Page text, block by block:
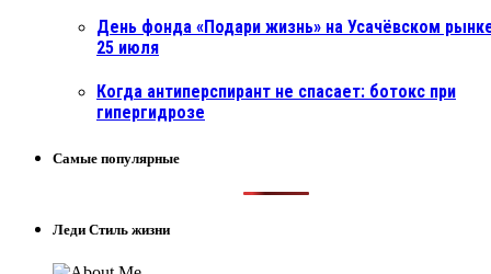
День фонда «Подари жизнь» на Усачёвском
25 июля
Когда антиперспирант не спасает: ботокс при
гипергидрозе
Самые популярные
Леди Стиль жизни